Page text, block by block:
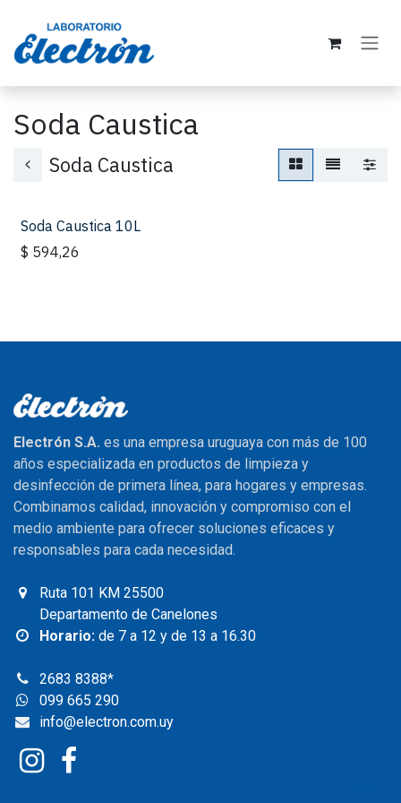
Soda Caustica
Soda Caustica
Soda Caustica 10L
$ 594,26
Electrón S.A. es una empresa uruguaya con más de 100
años especializada en productos de limpieza y
desinfección de primera línea, para hogares y empresas.
Combinamos calidad, innovación y compromiso con el
medio ambiente para ofrecer soluciones eficaces y
responsables para cada necesidad.
Ruta 101 KM 25500
Departamento de Canelones
Horario: de 7 a 12 y de 13 a 16.30
2683 8388*
099 665 290
info@electron.com.uy